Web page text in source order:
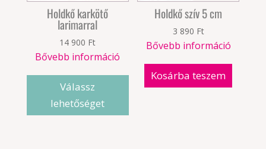
Holdkő karkötő
larimarral
14 900 Ft
Bővebb információ
Válassz
lehetőséget
Holdkő szív 5 cm
3 890 Ft
Bővebb információ
Kosárba teszem